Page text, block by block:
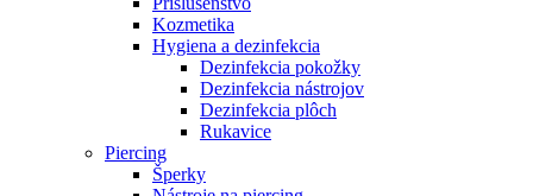
Kozmetika
Hygiena a dezinfekcia
Dezinfekcia pokožky
Dezinfekcia nástrojov
Dezinfekcia plôch
Rukavice
Piercing
Šperky